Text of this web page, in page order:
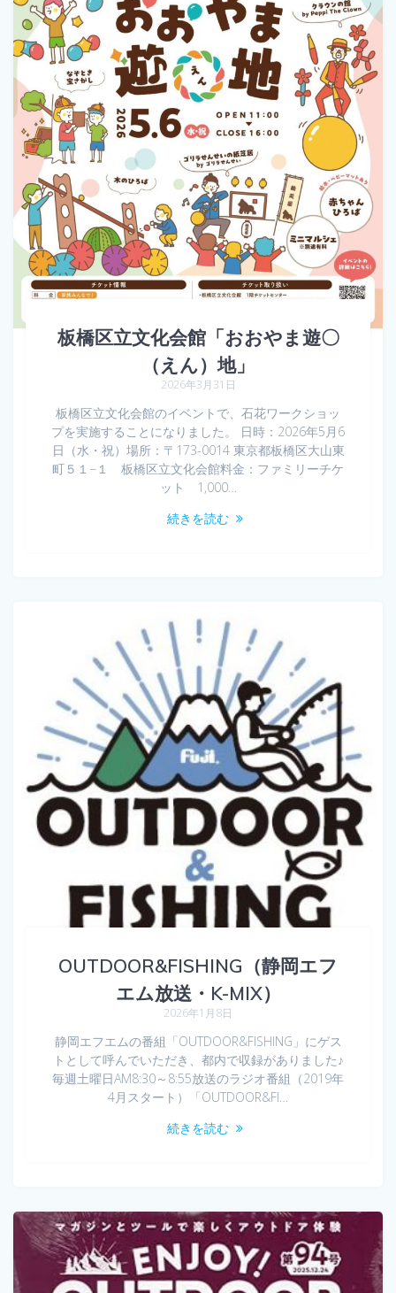
板橋区立文化会館「おおやま遊〇
（えん）地」
2026年3月31日
板橋区立文化会館のイベントで、石花ワークショッ
プを実施することになりました。 日時：2026年5月6
日（水・祝）場所：〒173-0014 東京都板橋区大山東
町５１−１ 板橋区立文化会館料金：ファミリーチケ
ット 1,000…
続きを読む
OUTDOOR&FISHING（静岡エフ
エム放送・K-MIX）
2026年1月8日
静岡エフエムの番組「OUTDOOR&FISHING」にゲス
トとして呼んでいただき、都内で収録がありました♪
毎週土曜日AM8:30～8:55放送のラジオ番組（2019年
4月スタート）「OUTDOOR&FI…
続きを読む